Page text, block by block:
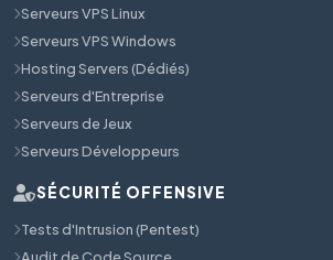
Serveurs VPS Linux
Serveurs VPS Windows
Hosting Servers (Dédiés)
Serveurs d'Entreprise
Serveurs de Jeux
Serveurs Développeurs
SÉCURITÉ OFFENSIVE
Tests d'Intrusion (Pentest)
Audit de Code Source